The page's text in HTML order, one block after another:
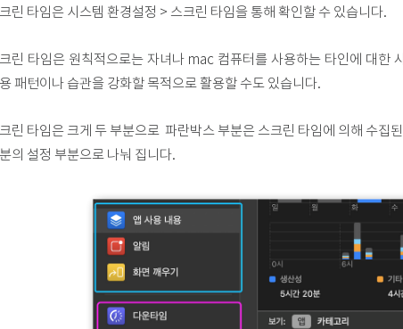
린 타임은 시스템 환경설정 > 스크린 타임을 통해 확인할 수 있습니다.
린 타임은 원칙적으로는 자녀나 mac 컴퓨터를 사용하는 타인에 대한
패턴이나 습관을 강화할 목적으로 활용할 수도 있습니다.
린 타임은 크게 두 부분으로 파란박스 부분은 스크린 타임에 의해 수집
의 설정 부분으로 나눠 집니다.